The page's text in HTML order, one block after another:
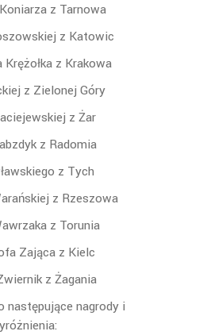
z Tarnowa
z Katowic
Krężołka z Krakowa
z Zielonej Góry
z Żar
z Radomia
z Tych
z Rzeszowa
z Torunia
Zająca z Kielc
z Żagania
następujące nagrody i